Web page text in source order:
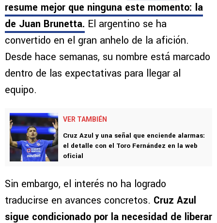
resume mejor que ninguna este momento: la
de Juan Brunetta. El argentino se ha
convertido en el gran anhelo de la afición.
Desde hace semanas, su nombre está marcado
dentro de las expectativas para llegar al
equipo.
VER TAMBIÉN
Cruz Azul y una señal que enciende alarmas:
el detalle con el Toro Fernández en la web
oficial
Sin embargo, el interés no ha logrado
traducirse en avances concretos. Cruz Azul
sigue condicionado por la necesidad de liberar